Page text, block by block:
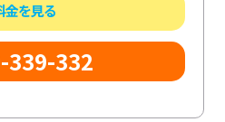
金を見る
339-332